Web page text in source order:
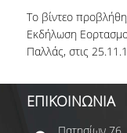
Το βίντεο
Εκδήλωση
Παλλάς, στις
ΕΠΙΚΟΙΝΩΝΙΑ